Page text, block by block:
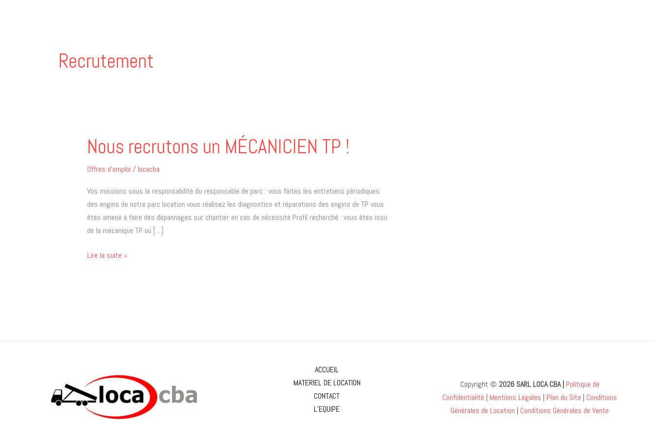
Recrutement
Nous recrutons un MÉCANICIEN TP !
Offres d'emploi / locacba
Vos missions sous la responsabilité du responsable de parc : vous faites les entretiens périodiques
des engins de notre parc location vous réalisez les diagnostics et réparations des engins de TP vous
êtes amené à faire des dépannages sur chantier en cas de nécessité Profil recherché : vous êtes issu
de la mécanique TP ou […]
Nous
recrutons
un
TP
!
Lire la suite »
ACCUEIL
MATERIEL DE LOCATION
CONTACT
L’EQUIPE
Copyright © 2026 SARL LOCA CBA | Politique de
Confidentialité | Mentions Légales | Plan du Site | Conditions
Générales de Location | Conditions Générales de Vente